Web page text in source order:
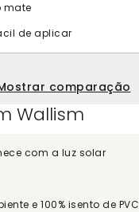
mate
de aplicar
comparação
Wallism
com a luz solar
e 100% isento de PVC